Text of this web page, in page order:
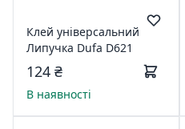
Клей універсальний
Липучка Dufa D621
124 ₴
В наявності